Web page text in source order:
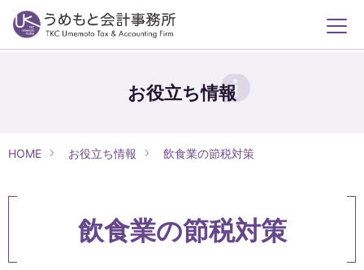
お役立ち情報
HOME お役立ち情報 飲食業の節税対策
飲食業の節税対策